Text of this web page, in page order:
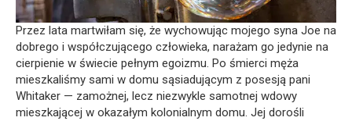
Przez lata martwiłam się, że wychowując mojego syna Joe na
dobrego i współczującego człowieka, narażam go jedynie na
cierpienie w świecie pełnym egoizmu. Po śmierci męża
mieszkaliśmy sami w domu sąsiadującym z posesją pani
Whitaker — zamożnej, lecz niezwykle samotnej wdowy
mieszkającej w okazałym kolonialnym domu. Jej dorośli